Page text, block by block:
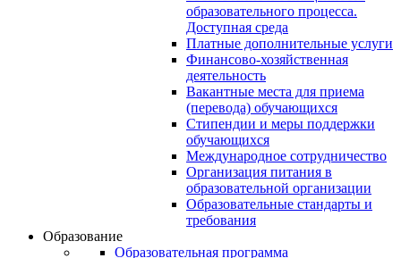
образовательного процесса.
Доступная среда
Платные дополнительные услуги
Финансово-хозяйственная
деятельность
Вакантные места для приема
(перевода) обучающихся
Стипендии и меры поддержки
обучающихся
Международное сотрудничество
Организация питания в
образовательной организации
Образовательные стандарты и
требования
Образование
Образовательная программа